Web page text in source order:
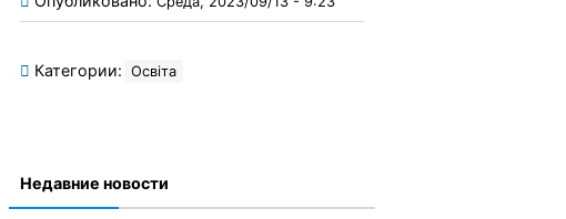
Категории: Освіта
Недавние новости